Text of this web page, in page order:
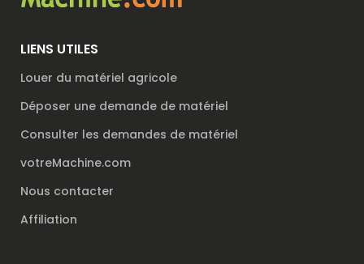
LIENS UTILES
Louer du matériel agricole
Déposer une demande de matériel
Consulter les demandes de matériel
votreMachine.com
Nous contacter
Affiliation